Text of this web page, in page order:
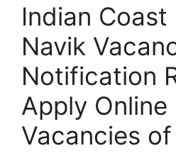
Indian Coast
Navik
Notification
Apply
Vacancies